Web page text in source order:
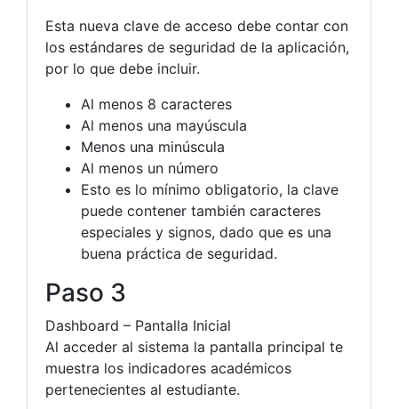
Esta nueva clave de acceso debe contar con
los estándares de seguridad de la aplicación,
por lo que debe incluir.
Al menos 8 caracteres
Al menos una mayúscula
Menos una minúscula
Al menos un número
Esto es lo mínimo obligatorio, la clave
puede contener también caracteres
especiales y signos, dado que es una
buena práctica de seguridad.
Paso 3
Dashboard – Pantalla Inicial
Al acceder al sistema la pantalla principal te
muestra los indicadores académicos
pertenecientes al estudiante.